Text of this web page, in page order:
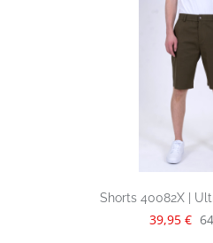
Shorts 40082X |
39,95 €